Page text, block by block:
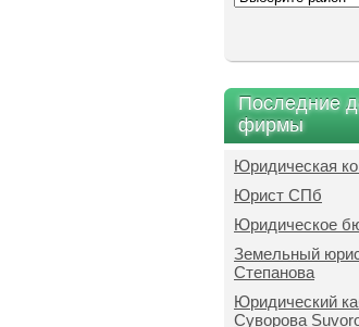
Последние
фирмы
Юридическая
Юрист СПб
Юридическое
Земельный
Степанова
Юридический
Суворова